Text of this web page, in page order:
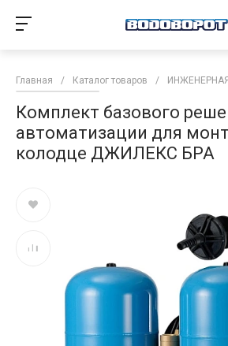
Главная / Каталог товаров /
Комплект базового
автоматизации для
колодце ДЖИЛЕКС БРА